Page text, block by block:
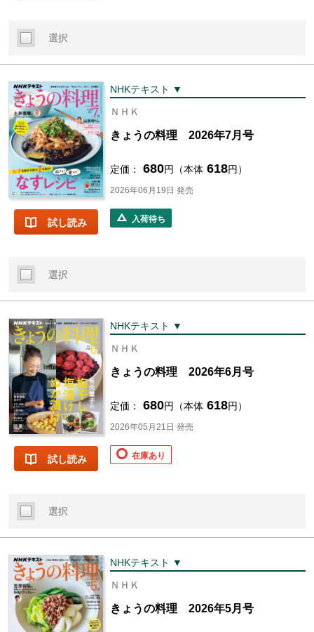
選択
試し読み
NHKテキスト ▼
ＮＨＫ
きょうの料理 2026年7月号
定価： 680円（本体 618円）
2026年06月19日 発売
入荷待ち
選択
試し読み
NHKテキスト ▼
ＮＨＫ
きょうの料理 2026年6月号
定価： 680円（本体 618円）
2026年05月21日 発売
在庫あり
選択
NHKテキスト ▼
ＮＨＫ
きょうの料理 2026年5月号